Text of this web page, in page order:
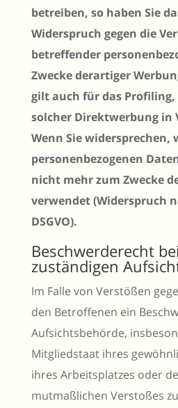
betreiben, so haben Sie
Widerspruch gegen die
betreffender
Zwecke derartiger
gilt auch für das
solcher Direktwerbung in
Wenn Sie widersprechen,
personenbezogenen
nicht mehr zum Zwecke
verwendet (Widerspruch
DSGVO).
Beschwerderecht
zuständigen
Im Falle von Verstößen
den Betroffenen ein
Aufsichtsbehörde,
Mitgliedstaat ihres
ihres Arbeitsplatzes oder
mutmaßlichen Verstoßes